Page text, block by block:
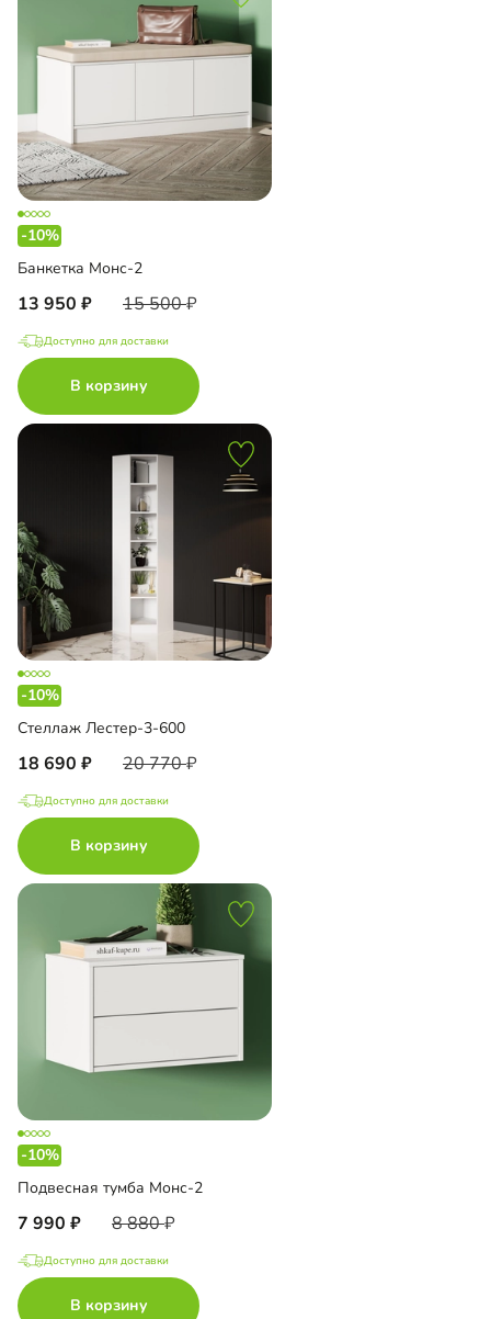
-10%
Банкетка Монс-2
13 950 15 500
Доступно для доставки
В корзину
-10%
Стеллаж Лестер-3-600
18 690 20 770
Доступно для доставки
В корзину
-10%
Подвесная тумба Монс-2
7 990 8 880
Доступно для доставки
В корзину